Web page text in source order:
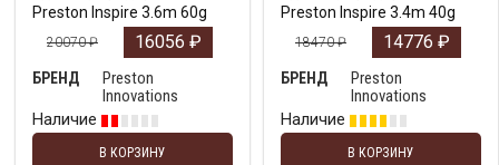
Preston Inspire 3.6m 60g
20070₽ 16056 ₽
БРЕНД
Preston
Innovations
Наличие
В КОРЗИНУ
Preston Inspire 3.4m 40g
18470₽ 14776 ₽
БРЕНД
Preston
Innovations
Наличие
В КОРЗИНУ